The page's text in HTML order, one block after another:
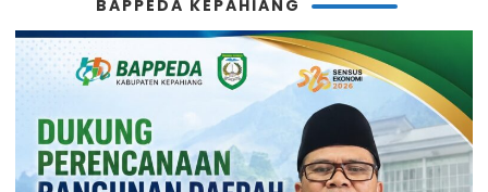
BAPPEDA KEPAHIANG